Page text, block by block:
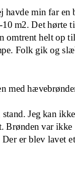
havde min far
-10 m2. Det hørte
omtrent helt op
Folk gik og
med
Jeg kan
Brønden var
Der er blev lavet